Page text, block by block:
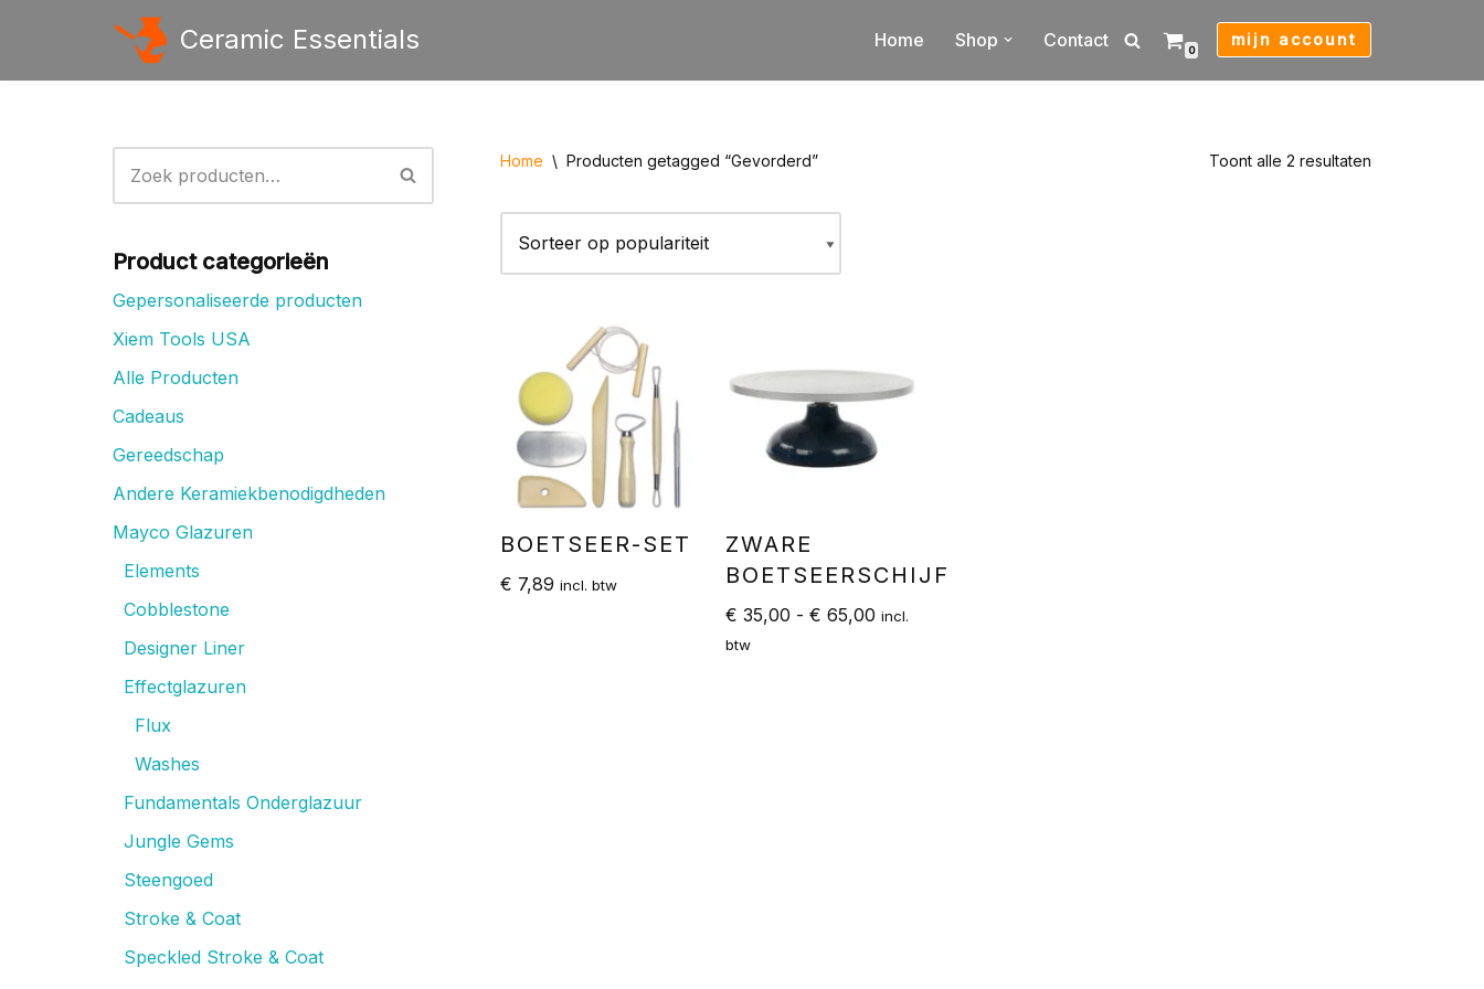
naar
Ceramic Essentials Home Shop Contact 0
mijn account
Product categorieën
Gepersonaliseerde producten
Xiem Tools USA
Alle Producten
Cadeaus
Gereedschap
Andere Keramiekbenodigdheden
Mayco Glazuren
Elements
Cobblestone
Designer Liner
Effectglazuren
Flux
Washes
Fundamentals Onderglazuur
Jungle Gems
Steengoed
Stroke & Coat
Speckled Stroke & Coat
Home \ Producten getagged “Gevorderd” Toont alle 2 resultaten
BOETSEER-SET
€ 7,89 incl. btw
ZWARE
BOETSEERSCHIJF
€ 35,00 - € 65,00 incl.
btw